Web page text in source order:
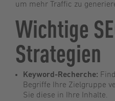
um mehr Traffic zu
Wichtige
Strategien
Keyword-Recherche:
Begriffe Ihre Zielgruppe
Sie diese in Ihre Inhalte.